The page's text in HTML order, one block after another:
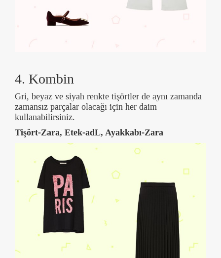
4. Kombin
Gri, beyaz ve siyah renkte tişörtler de aynı zamanda
zamansız parçalar olacağı için her daim
kullanabilirsiniz.
Tişört-Zara, Etek-adL, Ayakkabı-Zara